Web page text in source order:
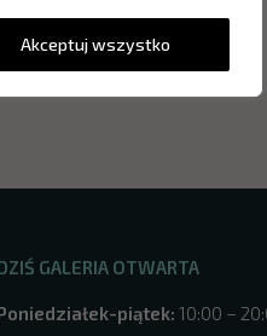
Akceptuj wszystko
GALERIA OTWARTA
piątek: 10:00 –